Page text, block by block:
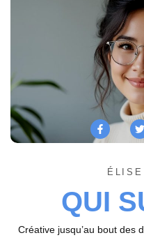
ÉLISE
QUI
Créative jusqu’au bout des